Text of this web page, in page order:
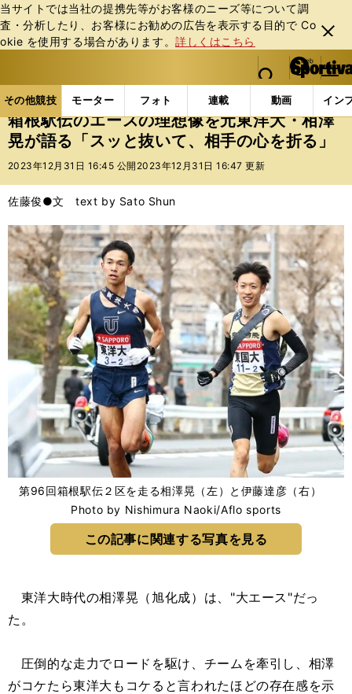
当サイトでは当社の提携先等がお客様のニーズ等について調
査・分析したり、お客様にお勧めの広告を表⽰する⽬的で Co
okie を使⽤する場合があります。詳しくはこちら
閉じ
る
web Sportiva (webスポルティーバ)
検索
マイペ
ー
ジ
メニュ
その他競技 モーター フォト 連載 動画 イン
ス
ポ
ル
バ
その他競技の記事一覧 陸上 箱根駅伝のエースの理
箱根駅伝のエースの理想像を元東洋大・相澤
晃が語る「スッと抜いて、相手の心を折る」
2023年12月31日 16:45 公開 2023年12月31日 16:47 更新
佐藤俊●文 text by Sato Shun
第96回箱根駅伝２区を走る相澤晃（左）と伊藤達彦（右）
Photo by Nishimura Naoki/Aflo sports
この記事に関連する写真を見る
東洋大時代の相澤晃（旭化成）は、"大エース"だっ
た。
圧倒的な走力でロードを駆け、チームを牽引し、相澤
がコケたら東洋大もコケると言われたほどの存在感を示